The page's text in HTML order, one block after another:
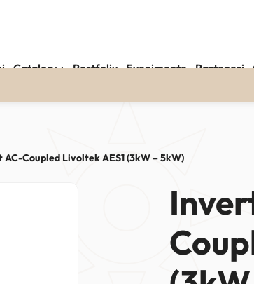
Catalog Portfoliu Evenimente Parteneri
Coupled Livoltek AES1 (3kW – 5kW)